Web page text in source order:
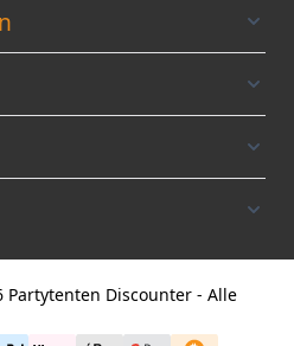
Discounter - Alle